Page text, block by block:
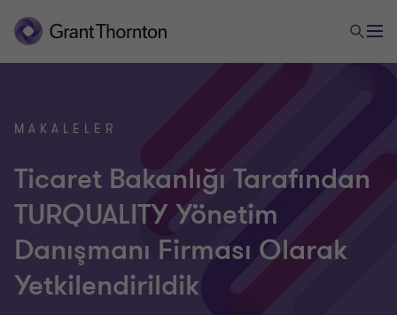
MAKALELER
Ticaret Bakanlığı Tarafından
TURQUALITY Yönetim
Danışmanı Firması Olarak
Yetkilendirildik